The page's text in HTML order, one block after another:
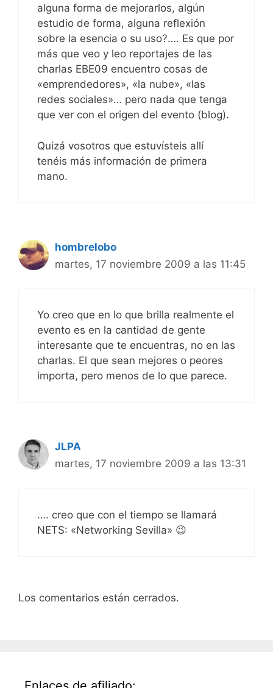
alguna forma de mejorarlos, algún
estudio de forma, alguna reflexión
sobre la esencia o su uso?…. Es que por
más que veo y leo reportajes de las
charlas EBE09 encuentro cosas de
«emprendedores», «la nube», «las
redes sociales»… pero nada que tenga
que ver con el origen del evento (blog).
Quizá vosotros que estuvísteis allí
tenéis más información de primera
mano.
hombrelobo
martes, 17 noviembre 2009 a las 11:45
Yo creo que en lo que brilla realmente el
evento es en la cantidad de gente
interesante que te encuentras, no en las
charlas. El que sean mejores o peores
importa, pero menos de lo que parece.
JLPA
martes, 17 noviembre 2009 a las 13:31
…. creo que con el tiempo se llamará
NETS: «Networking Sevilla» 😉
Los comentarios están cerrados.